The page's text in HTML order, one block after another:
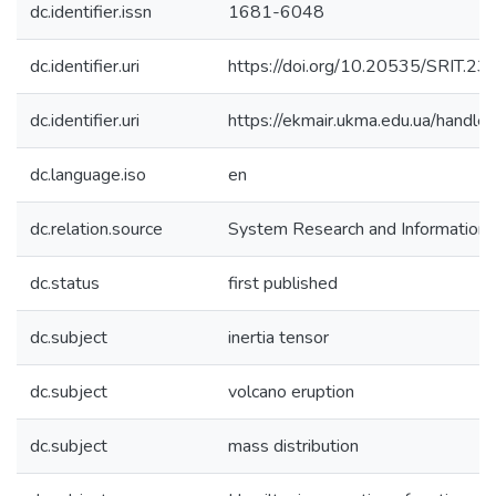
dc.identifier.issn 1681-6048
dc.identifier.uri https://doi.org/10.20535/
dc.identifier.uri https://ekmair.ukma.edu.ua/
dc.language.iso en
dc.relation.source System Research and Information
dc.status first published
dc.subject inertia tensor
dc.subject volcano eruption
dc.subject mass distribution